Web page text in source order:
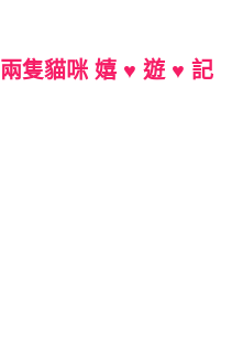
兩隻貓咪 嬉 ♥ 遊 ♥ 記